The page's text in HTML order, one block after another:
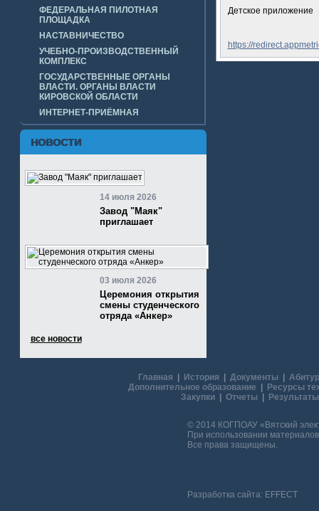
ФЕДЕРАЛЬНАЯ ПИЛОТНАЯ
ПЛОЩАДКА
НАСТАВНИЧЕСТВО
УЧЕБНО-ПРОИЗВОДСТВЕННЫЙ
КОМПЛЕКС
ГОСУДАРСТВЕННЫЕ ОРГАНЫ
ВЛАСТИ. ОРГАНЫ ВЛАСТИ
КИРОВСКОЙ ОБЛАСТИ
ИНТЕРНЕТ-ПРИЁМНАЯ
НОВОСТИ
14 июля 2026
Завод "Маяк"
приглашает
03 июля 2026
Церемония открытия
смены студенческого
отряда «Анкер»
все новости
Детское приложение
https://
Главная История Документы|
Дополнительное образование
Ресурсы
Закупки| Отчеты|
© 2014 КОГПОАУ «Вятский
При использовании
Все права защищены.
Разработка сайта: EFFECT